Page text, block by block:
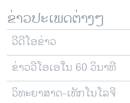
ຂ່າວປະເພດຕ່າງໆ
ວີດີໂອຂ່າວ
ຂ່າວວີໂອເອໃນ 60 ວິນາທີ
ວິທະຍາສາດ-ເທັກໂນໂລຈີ